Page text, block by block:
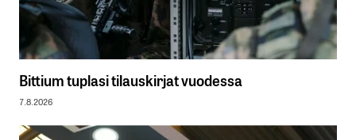
Bittium tuplasi tilauskirjat vuodessa
7.8.2026